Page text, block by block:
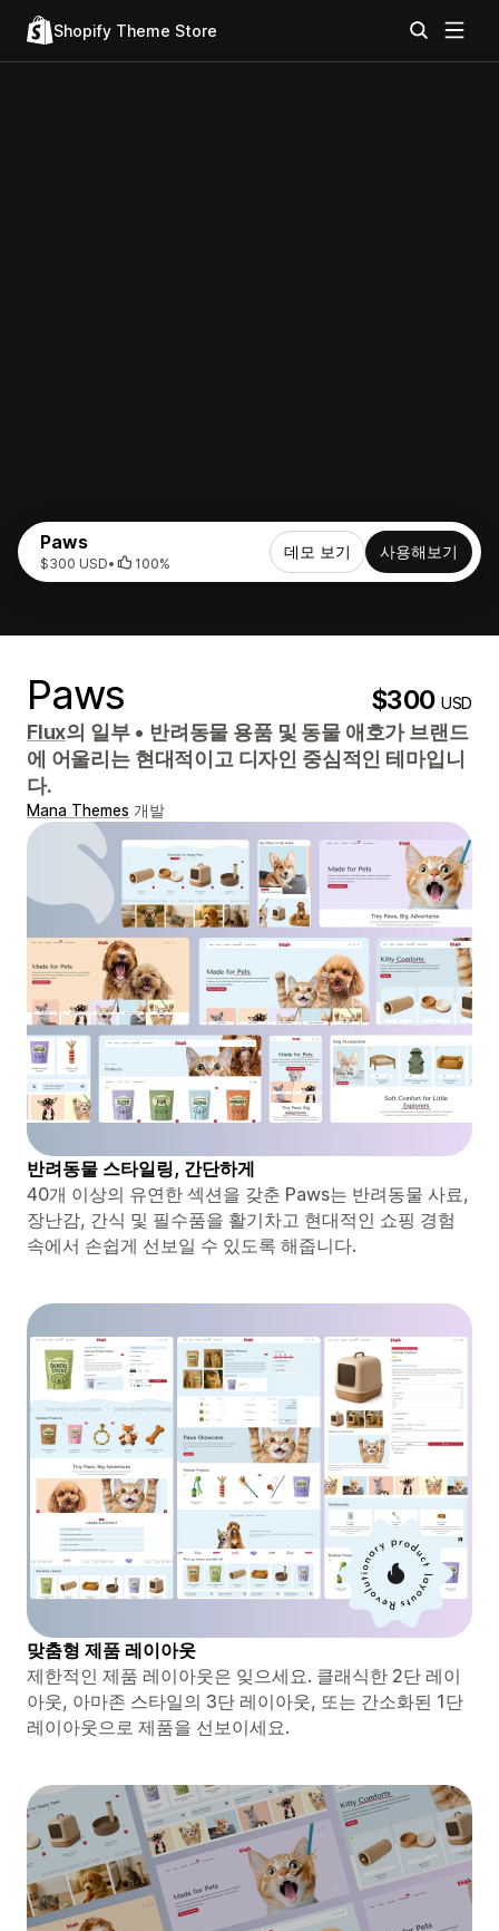
Shopify Theme Store
Paws
$300 USD• 100%
데모 보기 사용해보기
Paws $300USD
Flux의 일부 • 반려동물 용품 및 동물 애호가 브랜드
에 어울리는 현대적이고 디자인 중심적인 테마입니
다.
Mana Themes 개발
반려동물 스타일링, 간단하게
40개 이상의 유연한 섹션을 갖춘 Paws는 반려동물 사료,
장난감, 간식 및 필수품을 활기차고 현대적인 쇼핑 경험
속에서 손쉽게 선보일 수 있도록 해줍니다.
맞춤형 제품 레이아웃
제한적인 제품 레이아웃은 잊으세요. 클래식한 2단 레이
아웃, 아마존 스타일의 3단 레이아웃, 또는 간소화된 1단
레이아웃으로 제품을 선보이세요.